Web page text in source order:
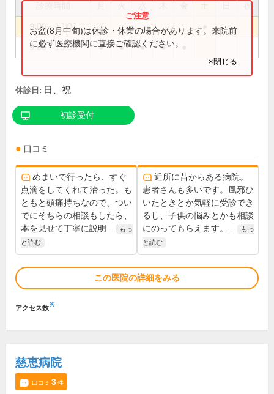
祝
9:00～13:00
9:00～18:00 ● ● ● ●
お盆(8月中旬)は休診・休業の場合があります。来院前
に必ず医療機関に直接ご確認ください。
×閉じる
休診日: 日、祝
初診受付
口コミ
めまいで行ったら、すぐ
点滴をしてくれて治った。も
ともと頭痛持ちなので、つい
でにそちらの相談もしたら、
本を見せて丁寧に説明...
もっ
と読む
近所に昔からある病院。
患者さんも多いです。風邪ひ
いたときとか気軽に受診でき
るし、子供の悩みとかも相談
にのってもらえます。...
もっ
と読む
この医院の詳細をみる
アクセス数※
慈恵病院
口コミ 3件